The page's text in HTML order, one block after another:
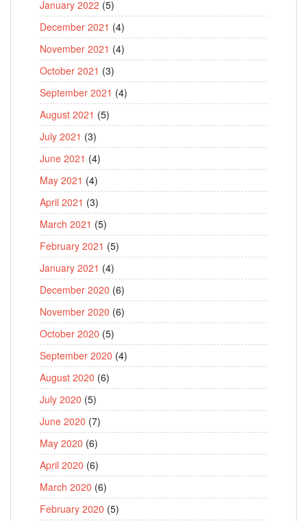
January 2022 (5)
December 2021 (4)
November 2021 (4)
October 2021 (3)
September 2021 (4)
August 2021 (5)
July 2021 (3)
June 2021 (4)
May 2021 (4)
April 2021 (3)
March 2021 (5)
February 2021 (5)
January 2021 (4)
December 2020 (6)
November 2020 (6)
October 2020 (5)
September 2020 (4)
August 2020 (6)
July 2020 (5)
June 2020 (7)
May 2020 (6)
April 2020 (6)
March 2020 (6)
February 2020 (5)